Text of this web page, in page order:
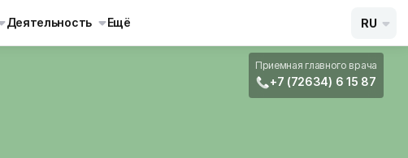
Деятельность Ещё RU
Приемная главного врача
+7 (72634) 6 15 87